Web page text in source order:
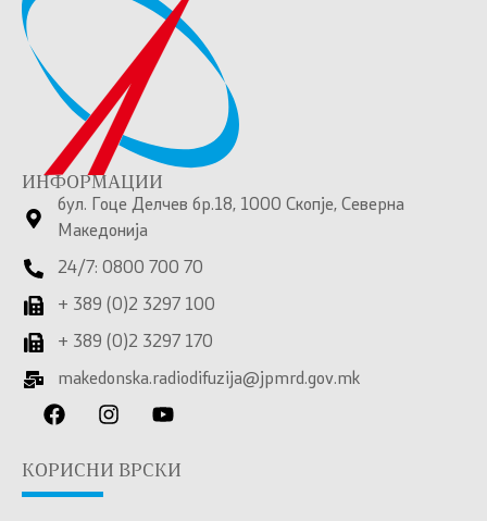
ИНФОРМАЦИИ
бул. Гоце Делчев бр.18, 1000 Скопје, Северна
Македонија
24/7: 0800 700 70
+ 389 (0)2 3297 100
+ 389 (0)2 3297 170
makedonska.radiodifuzija@jpmrd.gov.mk
КОРИСНИ ВРСКИ